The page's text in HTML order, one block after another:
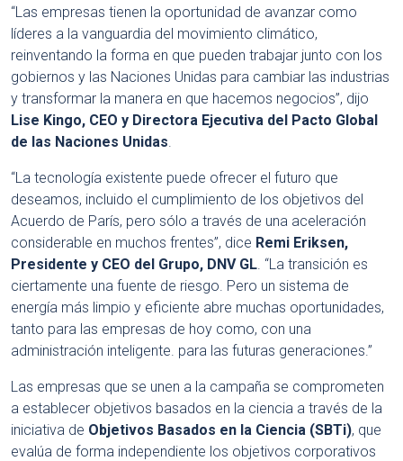
“Las empresas tienen la oportunidad de avanzar como
líderes a la vanguardia del movimiento climático,
reinventando la forma en que pueden trabajar junto con los
gobiernos y las Naciones Unidas para cambiar las industrias
y transformar la manera en que hacemos negocios”, dijo
Lise Kingo, CEO y Directora Ejecutiva del Pacto Global
de las Naciones Unidas.
“La tecnología existente puede ofrecer el futuro que
deseamos, incluido el cumplimiento de los objetivos del
Acuerdo de París, pero sólo a través de una aceleración
considerable en muchos frentes”, dice Remi Eriksen,
Presidente y CEO del Grupo, DNV GL. “La transición es
ciertamente una fuente de riesgo. Pero un sistema de
energía más limpio y eficiente abre muchas oportunidades,
tanto para las empresas de hoy como, con una
administración inteligente. para las futuras generaciones.”
Las empresas que se unen a la campaña se comprometen
a establecer objetivos basados ​​en la ciencia a través de la
iniciativa de Objetivos Basados ​​en la Ciencia (SBTi), que
evalúa de forma independiente los objetivos corporativos